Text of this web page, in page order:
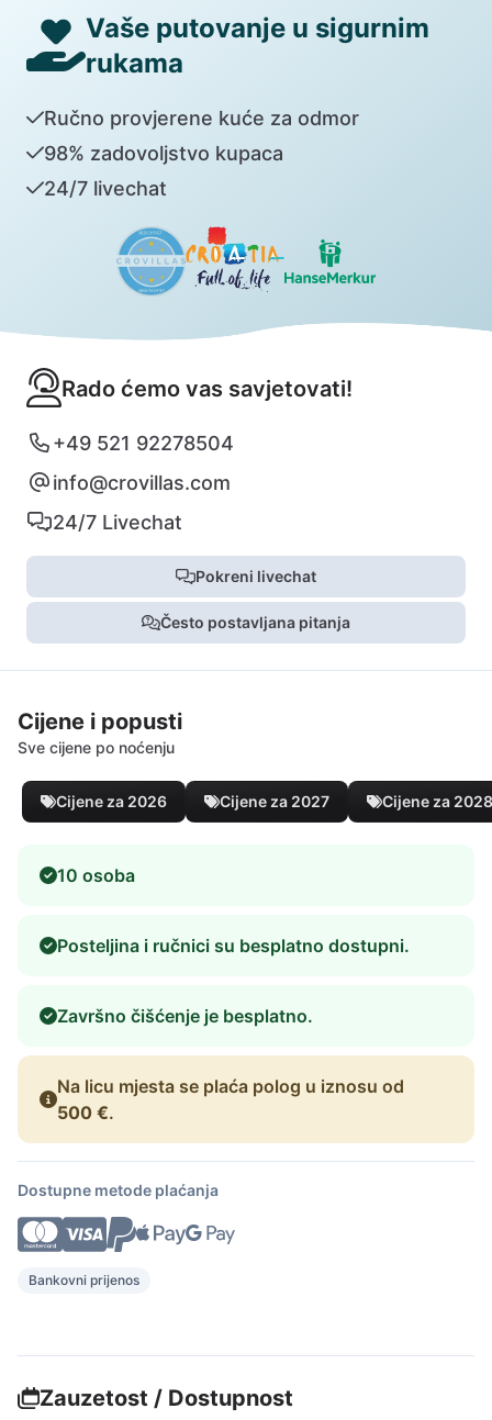
Vaše putovanje u sigurnim
rukama
Ručno provjerene kuće za odmor
98% zadovoljstvo kupaca
24/7 livechat
Rado ćemo vas savjetovati!
+49 521 92278504
info@crovillas.com
24/7 Livechat
Pokreni livechat
Često postavljana pitanja
Cijene i popusti
Sve cijene po noćenju
Cijene za 2026 Cijene za 2027 Cijene za 2028
10 osoba
Posteljina i ručnici su besplatno dostupni.
Završno čišćenje je besplatno.
Na licu mjesta se plaća polog u iznosu od
500 €.
Dostupne metode plaćanja
Bankovni prijenos
Zauzetost / Dostupnost